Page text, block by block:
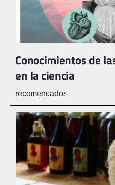
Conocimientos de
en la ciencia
recomendados